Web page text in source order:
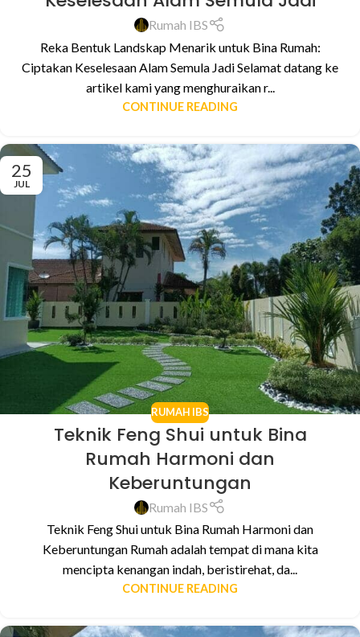
Rumah IBS
Reka Bentuk Landskap Menarik untuk Bina Rumah:
Ciptakan Keselesaan Alam Semula Jadi Selamat datang ke
artikel kami yang menghuraikan r...
CONTINUE READING
25
JUL
RUMAH IBS
Teknik Feng Shui untuk Bina
Rumah Harmoni dan
Keberuntungan
Rumah IBS
Teknik Feng Shui untuk Bina Rumah Harmoni dan
Keberuntungan Rumah adalah tempat di mana kita
mencipta kenangan indah, beristirehat, da...
CONTINUE READING